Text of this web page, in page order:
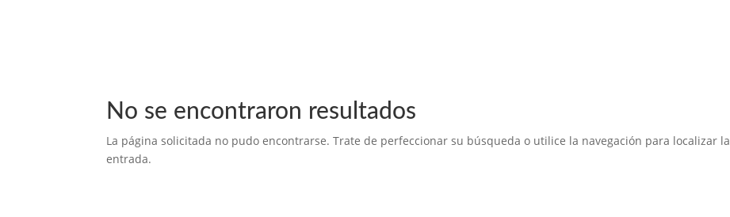
No se encontraron resultados
La página solicitada no pudo encontrarse. Trate de perfeccionar su búsqueda o utilice la navegación para localizar la
entrada.